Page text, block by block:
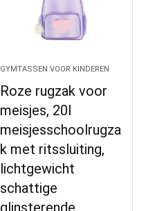
GYMTASSEN VOOR KINDEREN
Roze rugzak voor
meisjes, 20l
meisjesschoolrugza
k met ritssluiting,
lichtgewicht
schattige
glinsterende